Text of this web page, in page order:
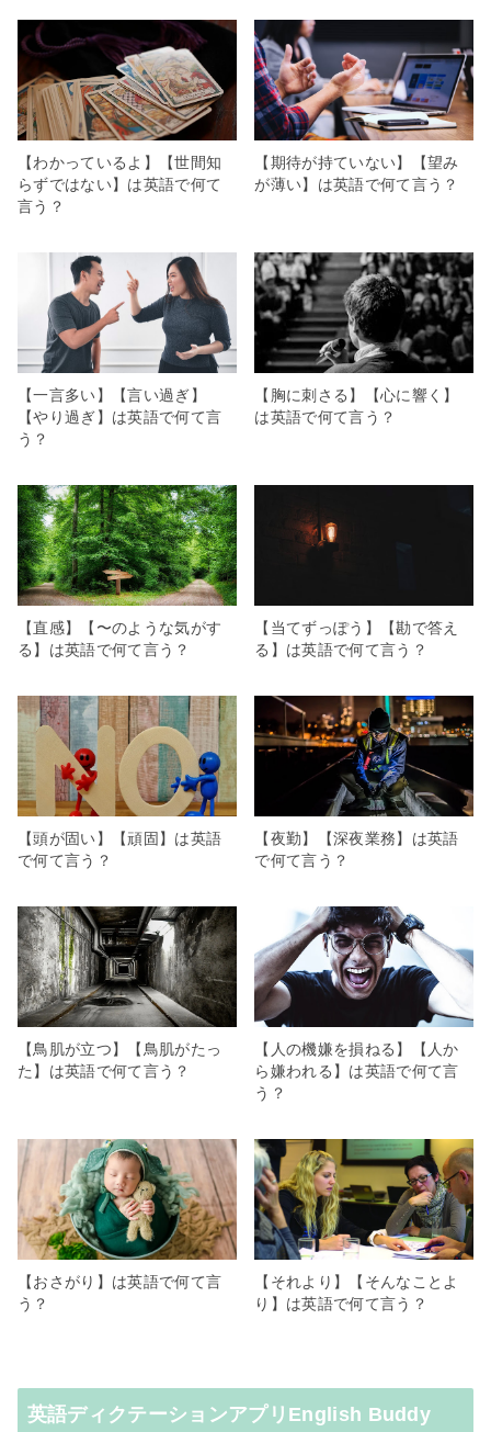
【わかっているよ】【世間知
らずではない】は英語で何て
言う？
【期待が持ていない】【望み
が薄い】は英語で何て言う？
【一言多い】【言い過ぎ】
【やり過ぎ】は英語で何て言
う？
【胸に刺さる】【心に響く】
は英語で何て言う？
【直感】【〜のような気がす
る】は英語で何て言う？
【当てずっぽう】【勘で答え
る】は英語で何て言う？
【頭が固い】【頑固】は英語
で何て言う？
【夜勤】【深夜業務】は英語
で何て言う？
【鳥肌が立つ】【鳥肌がたっ
た】は英語で何て言う？
【人の機嫌を損ねる】【人か
ら嫌われる】は英語で何て言
う？
【おさがり】は英語で何て言
う？
【それより】【そんなことよ
り】は英語で何て言う？
英語ディクテーションアプリEnglish Buddy